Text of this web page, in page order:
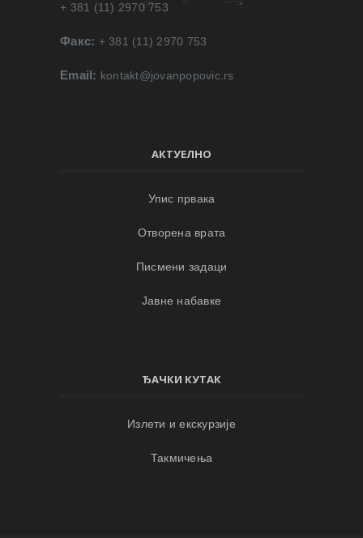
+ 381 (11) 2970 753
Факс: + 381 (11) 2970 753
Email: kontakt@jovanpopovic.rs
АКТУЕЛНО
Упис првака
Отворена врата
Писмени задаци
Јавне набавке
ЂАЧКИ КУТАК
Излети и екскурзије
Такмичења